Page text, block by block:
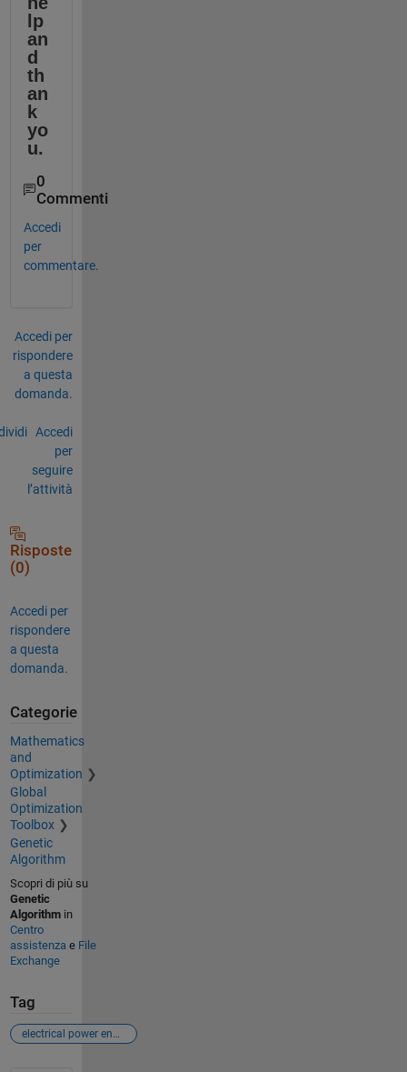
lp
an
d
th
an
k
yo
u.
0
Commenti
Accedi
per
commentare.
Accedi per
rispondere
a questa
domanda.
Accedi
per
seguire
l’attività
Risposte
(0)
Accedi per
rispondere
a questa
domanda.
Categorie
Mathematics
and
Optimization
Global
Optimization
Toolbox
Genetic
Algorithm
Scopri di più su
Genetic
Algorithmin
Centro
assistenzae File
Exchange
Tag
electrical power engineering